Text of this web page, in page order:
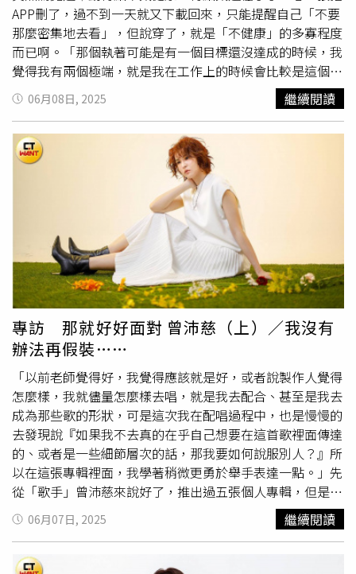
錢都亂丟，「跟我認識很久的朋友都知道這件事情，有次就
送我這個生日禮物，一格可以裝10個，很方便。」卻被團員
爆料受訪前他的零錢還是散落在包包裡面，他連忙解釋：
「我通常會先丟包包隔天再整理，剛好昨天沒整理所以才這
樣！」東翰（左）的零錢常常亂丟在包包裡，朋友還送了零
錢盒；而Vin（右）會幫團員求平安符。（圖／
林士傑攝）
而「桃花運超強」的Alex受訪當天戴著眼鏡，包包裡放著眼
藥水，苦笑說前一天切辣椒手沒洗乾淨，拔隱形眼鏡時眼睛
痛到不行，所以暫時只能戴著眼鏡。Alex也帶著號稱能消水
腫的膠囊，笑說是媽媽去日本時帶回來的，他覺得相當有
用，後來還請在日本玩的崇峻媽媽幫忙帶幾包回來，另外他
也隨著帶著棒棒糖，除了能防止低血糖，拍照想耍帥的話也
可以拿來用。雁凱的包包則充滿各種食物，包括蛋捲、媽媽
給的堅果、能補充碳水的香蕉，問及是否曾因低血糖昏倒，
所以才會帶著這麼多小零嘴？他表示當兵時跑3千公尺，跑
到一半頭暈，覺得眼前一陣黑，最後被送上裝甲車休息，所
以會特別注意別再重蹈覆徹。身為眼鏡控的他也帶了好幾副
眼鏡，甚至還帶著扇子，笑說：「夏天要到了，這個不用充
電很方便，而且古色古香的！」相較於別人會帶小電扇，雁
凱（右）卻相當復古地帶著扇子搧涼，而容易忘東忘西的承
慶（左）已經弄丟8次耳機。（圖／林士傑攝）。身為主唱
的承慶必備保養喉嚨的蜂膠，而且是很純的類型，所以吃起
來很苦，他也特別分享上面寫有名字的客制耳機，因為他到
目前為止已經弄丟8次耳機，因此乾脆把名字寫上去，而粉
絲們知道他喜歡寶可夢，便送他皮卡丘的公仔，他也非常珍
惜地帶著；正在實行美白計畫的崇峻則帶著膠原蛋白，他先
前因為眼壓過高常常頭痛，不適合長時間戴隱形眼鏡，因此
隨身帶著隱形眼鏡盒，他的包包中還有男團
BOYNEXTDOOR的限定小卡，讓偶像一直陪伴在身旁。崇
峻（左一）習慣將偶像的小卡帶在身邊，Alex（左二）則是
APP刪了，過不到一天就又下載回來，只能提醒自己「不要
那麼密集地去看」，但說穿了，就是「不健康」的多寡程度
而已啊。「那個執著可能是有一個目標還沒達成的時候，我
覺得我有兩個極端，就是我在工作上的時候會比較是這個狀
態，可是我的生活就有點鬆弛，可能我在生活裡面太鬆弛
了，所以我把所有的精力跟專注，很容易在工作的時候被放
得很大。」也是因為這股對工作的執著，曾沛慈以前沒有辦
法好好的看自己的作品，不覺得自己的表演跟聲音是好看好
聽的，直到今年戲劇作品《太太太厲害》推出，因為是比較
喜劇的詮釋，會比較放鬆去看，而新專輯《下週同樣時
間》，她直言「我的靈魂跟每一首歌有更多的融合，所以好
像有開始覺得(可以好好欣賞)。」「作品在播或者是正在宣
傳的當下，妳會很嚴格的看待，可是可能過一段時間之後，
在回看的時候，會覺得其實演得不錯啊，就是蠻好笑的，或
是像最近我在用YouTube可能要看自己的流量或什麼，打我
名字的關鍵字，也會出現一些戲劇的片段，然後無聊就突然
覺得『好像很久沒有看到拍戲的自己』，點來看的時候會被
自己逗笑，所以我就覺得，這也是某個程度，我可能開始學
習放過自己了。」（圖／
麼去肯定自己，反而專注在找問題，硬是找出了問題，開始
想要找答案，猛往那個牛角尖鑽，太過完美主義讓她曾經不
快樂，自己跟自己相處最容易，但只要牽扯到其他人腦筋就
會猛轉，還好先生會給曾沛慈滿滿的情緒價值，當作她的支
撐，再加上這幾年的時間好好告訴自己要放過自己，腦中少
了很多不該出現的問題，平靜了、安穩了，然後看自己接下
來可以活出什麼樣的自己，這種感覺才是踏實。「我覺得以
現在的這個環境，其實已經很難去妳要說……我現在要唱
歌、我等一下要演戲，我覺得蠻難去區分的很好，現在的我
會覺得，有好的機會、我想要的機會，我一定要把它把握起
來，如果真的出現撞在一起的狀況，一定會超累，但是我現
06月08日, 2025 繼續閱讀
專訪 那就好好面對 曾沛慈（上）／我沒有
辦法再假裝……
「以前老師覺得好，我覺得應該就是好，或者說製作人覺得
怎麼樣，我就儘量怎麼樣去唱，就是我去配合、甚至是我去
成為那些歌的形狀，可是這次我在配唱過程中，也是慢慢的
去發現說『如果我不去真的在乎自己想要在這首歌裡面傳達
的、或者是一些細節層次的話，那我要如何說服別人？』所
以在這張專輯裡面，我學著稍微更勇於舉手表達一點。」先
從「歌手」曾沛慈來說好了，推出過五張個人專輯，但是在
新專輯《下週同樣時間》之前，她的歌手職涯呈現規律的曲
線圖—錄專輯、拍戲、錄專輯……跟這個角色好像很親，但
卻沒有完完全全投入其中，然後推出後每天懸著一顆心，每
小時猛刷軟體看自己新歌的排名，心裡急卻少了那麼點……
06月07日, 2025 繼續閱讀